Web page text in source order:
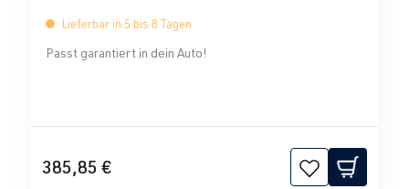
Lieferbar in 5 bis 8 Tagen
Passt garantiert in dein Auto!
385,85 €